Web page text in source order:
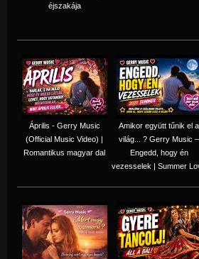
éjszakája
Április - Gerry Music
(Official Music Video) |
Romantikus magyar dal
Amikor együtt tűnik el a
világ... ? Gerry Music –
Engedd, hogy én
vezesselek | Summer